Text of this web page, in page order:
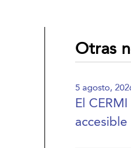
Otras
5 agosto,
El
accesible